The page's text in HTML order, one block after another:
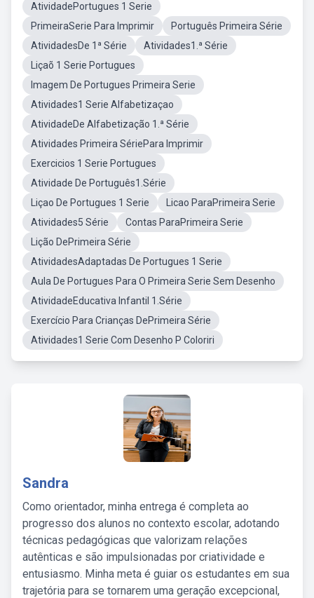
AtividadePortugues 1 Serie
PrimeiraSerie Para Imprimir
Português Primeira Série
AtividadesDe 1ª Série
Atividades1.ª Série
Liçaõ 1 Serie Portugues
Imagem De Portugues Primeira Serie
Atividades1 Serie Alfabetizaçao
AtividadeDe Alfabetização 1.ª Série
Atividades Primeira SériePara Imprimir
Exercicios 1 Serie Portugues
Atividade De Português1.Série
Liçao De Portugues 1 Serie
Licao ParaPrimeira Serie
Atividades5 Série
Contas ParaPrimeira Serie
Lição DePrimeira Série
AtividadesAdaptadas De Portugues 1 Serie
Aula De Portugues Para O Primeira Serie Sem Desenho
AtividadeEducativa Infantil 1.Série
Exercício Para Crianças DePrimeira Série
Atividades1 Serie Com Desenho P Coloriri
Sandra
Como orientador, minha entrega é completa ao
progresso dos alunos no contexto escolar, adotando
técnicas pedagógicas que valorizam relações
autênticas e são impulsionadas por criatividade e
entusiasmo. Minha meta é guiar os estudantes em sua
trajetória para se tornarem uma geração excepcional,